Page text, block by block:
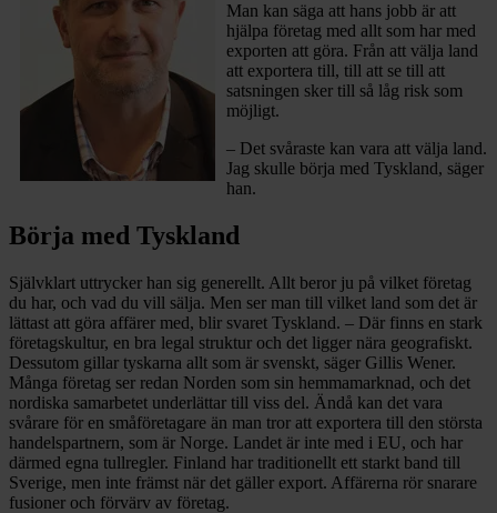
Man kan säga att hans jobb är att
hjälpa företag med allt som har med
exporten att göra. Från att välja land
att exportera till, till att se till att
satsningen sker till så låg risk som
möjligt.
– Det svåraste kan vara att välja land.
Jag skulle börja med Tyskland, säger
han.
Börja med Tyskland
Självklart uttrycker han sig generellt. Allt beror ju på vilket företag
du har, och vad du vill sälja. Men ser man till vilket land som det är
lättast att göra affärer med, blir svaret Tyskland. – Där finns en stark
företagskultur, en bra legal struktur och det ligger nära geografiskt.
Dessutom gillar tyskarna allt som är svenskt, säger Gillis Wener.
Många företag ser redan Norden som sin hemmamarknad, och det
nordiska samarbetet underlättar till viss del. Ändå kan det vara
svårare för en småföretagare än man tror att exportera till den största
handelspartnern, som är Norge. Landet är inte med i EU, och har
därmed egna tullregler. Finland har traditionellt ett starkt band till
Sverige, men inte främst när det gäller export. Affärerna rör snarare
fusioner och förvärv av företag.